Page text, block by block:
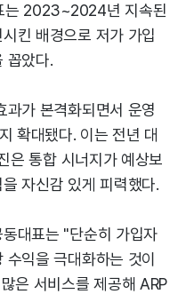
는 2023~2024년 지속된
킨 배경으로 저가 가입
꼽았다.
과가 본격화되면서 운영
확대됐다. 이는 전년 대
은 통합 시너지가 예상보
자신감 있게 피력했다.
대표는 "단순히 가입자
익을 극대화하는 것이
은 서비스를 제공해 ARP